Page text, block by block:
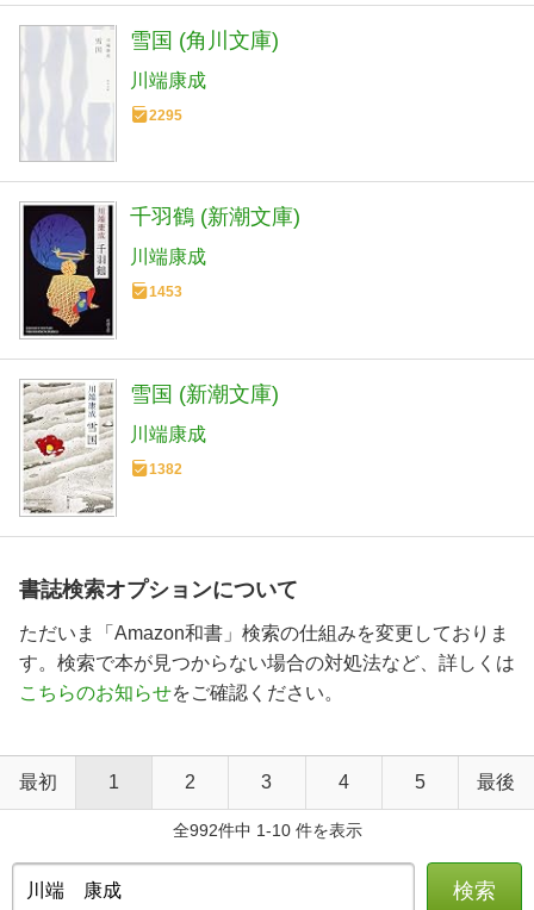
雪国 (角川文庫)
川端康成
2295
千羽鶴 (新潮文庫)
川端康成
1453
雪国 (新潮文庫)
川端康成
1382
書誌検索オプションについて
ただいま「Amazon和書」検索の仕組みを変更しておりま
す。検索で本が見つからない場合の対処法など、詳しくは
こちらのお知らせをご確認ください。
最初 1 2 3 4 5 最後
全992件中 1-10 件を表示
検索